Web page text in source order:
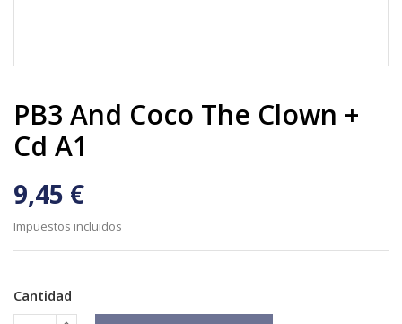
PB3 And Coco The Clown +
Cd A1
9,45 €
Impuestos incluidos
Cantidad